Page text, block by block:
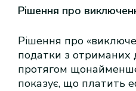
Рішення про
Рішення про
податки з отриманих
протягом щонайменше
показує, що платить